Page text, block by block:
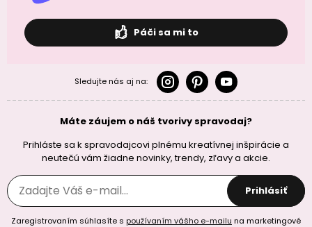
Páči sa mi to
Sledujte nás aj na:
Máte záujem o náš tvorivy spravodaj?
Prihláste sa k spravodajcovi plnému kreatívnej inšpirácie a
neutečú vám žiadne novinky, trendy, zľavy a akcie.
Prihlásiť
Zaregistrovaním súhlasíte s používaním vášho e-mailu na marketingové